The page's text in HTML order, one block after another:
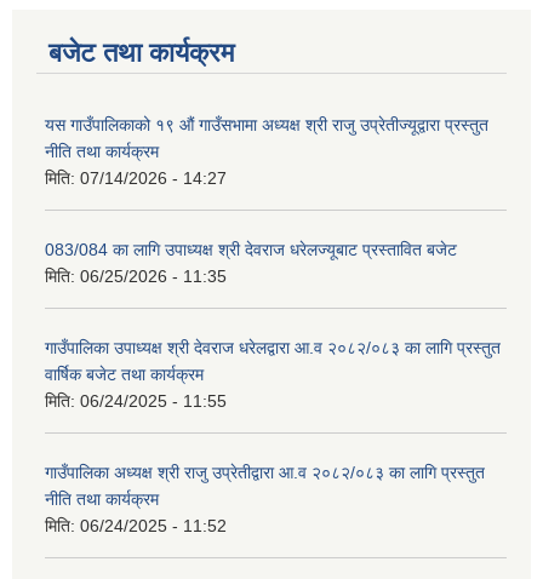
बजेट तथा कार्यक्रम
यस गाउँपालिकाको १९ औं गाउँसभामा अध्यक्ष श्री राजु उप्रेतीज्यूद्वारा प्रस्तुत
नीति तथा कार्यक्रम
मिति: 07/14/2026 - 14:27
083/084 का लागि उपाध्यक्ष श्री देवराज धरेलज्यूबाट प्रस्तावित बजेट
मिति: 06/25/2026 - 11:35
गाउँपालिका उपाध्यक्ष श्री देवराज धरेलद्वारा आ.व २०८२/०८३ का लागि प्रस्तुत
वार्षिक बजेट तथा कार्यक्रम
मिति: 06/24/2025 - 11:55
गाउँपालिका अध्यक्ष श्री राजु उप्रेतीद्वारा आ.व २०८२/०८३ का लागि प्रस्तुत
नीति तथा कार्यक्रम
मिति: 06/24/2025 - 11:52